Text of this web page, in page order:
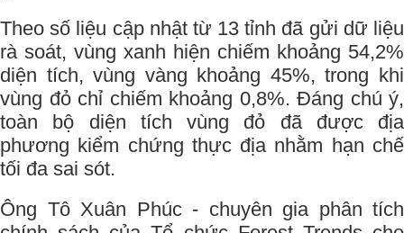
Theo số liệu cập nhật từ 13 tỉnh đã gửi dữ liệu
rà soát, vùng xanh hiện chiếm khoảng 54,2%
diện tích, vùng vàng khoảng 45%, trong khi
vùng đỏ chỉ chiếm khoảng 0,8%. Đáng chú ý,
toàn bộ diện tích vùng đỏ đã được địa
phương kiểm chứng thực địa nhằm hạn chế
tối đa sai sót.
Ông Tô Xuân Phúc - chuyên gia phân tích